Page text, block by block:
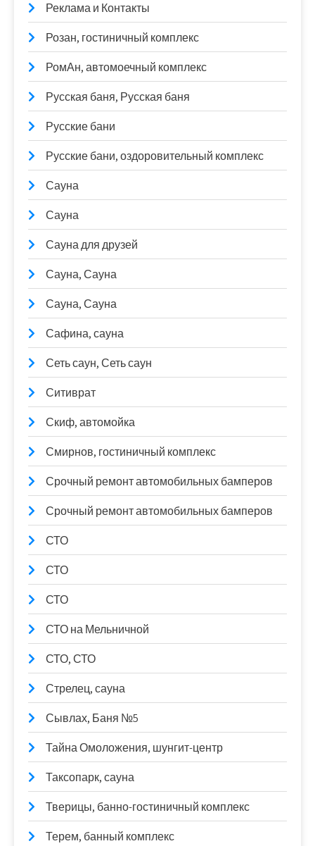
Реклама и Контакты
Розан, гостиничный комплекс
РомАн, автомоечный комплекс
Русская баня, Русская баня
Русские бани
Русские бани, оздоровительный комплекс
Сауна
Сауна
Сауна для друзей
Сауна, Сауна
Сауна, Сауна
Сафина, сауна
Сеть саун, Сеть саун
Ситиврат
Скиф, автомойка
Смирнов, гостиничный комплекс
Срочный ремонт автомобильных бамперов
Срочный ремонт автомобильных бамперов
СТО
СТО
СТО
СТО на Мельничной
СТО, СТО
Стрелец, сауна
Сывлах, Баня №5
Тайна Омоложения, шунгит-центр
Таксопарк, сауна
Тверицы, банно-гостиничный комплекс
Терем, банный комплекс